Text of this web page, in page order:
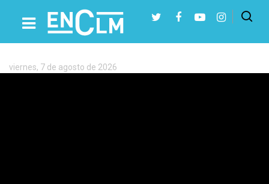
Etiqueta:
Franquismo
Presiona Intro para buscar o ESC para cerrar
viernes, 7 de agosto de 2026